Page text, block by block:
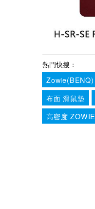
熱門快搜：
Zowie(BENQ)
布面 滑鼠墊
高密度 ZOWIE